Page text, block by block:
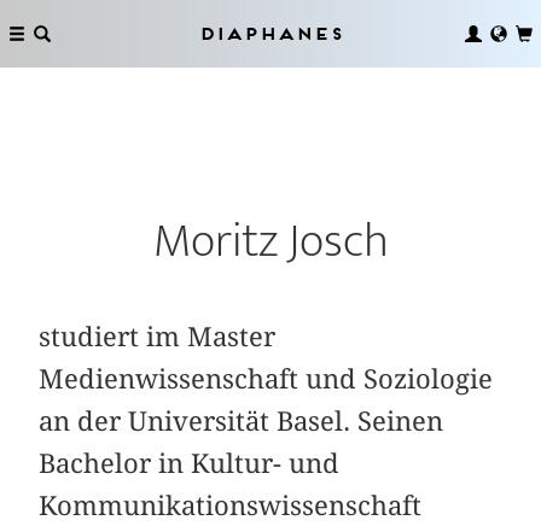
Diaphanes
Moritz Josch
studiert im Master
Medienwissenschaft und Soziologie
an der Universität Basel. Seinen
Bachelor in Kultur- und
Kommunikationswissenschaft